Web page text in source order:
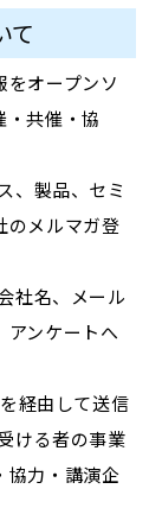
て
をオープンソ
・共催・協
、製品、セミ
のメルマガ登
社名、メール
アンケートへ
経由して送信
ける者の事業
協力・講演企